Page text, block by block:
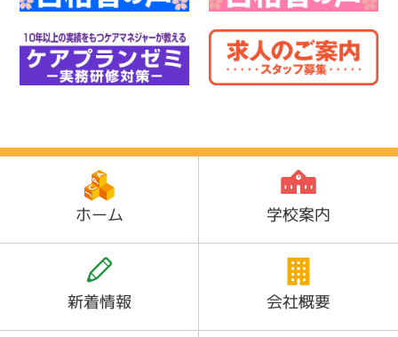
ホーム 学校案内
新着情報 会社概要